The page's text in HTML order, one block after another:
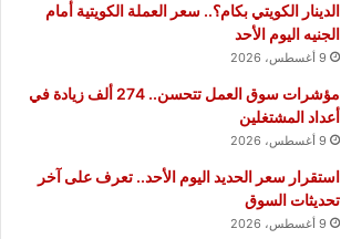
الدينار الكويتي بكام؟.. سعر العملة الكويتية أمام
الجنيه اليوم الأحد
9 أغسطس، 2026
مؤشرات سوق العمل تتحسن.. 274 ألف زيادة في
أعداد المشتغلين
9 أغسطس، 2026
استقرار سعر الحديد اليوم الأحد.. تعرف على آخر
تحديثات السوق
9 أغسطس، 2026